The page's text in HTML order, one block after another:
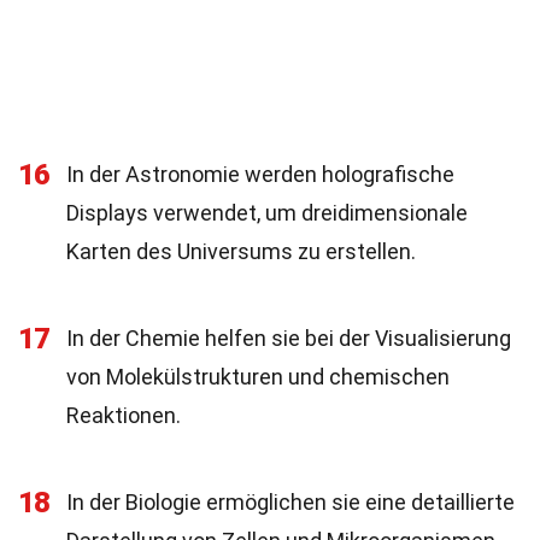
16
In der Astronomie werden holografische
Displays verwendet, um dreidimensionale
Karten des Universums zu erstellen.
17
In der Chemie helfen sie bei der Visualisierung
von Molekülstrukturen und chemischen
Reaktionen.
18
In der Biologie ermöglichen sie eine detaillierte